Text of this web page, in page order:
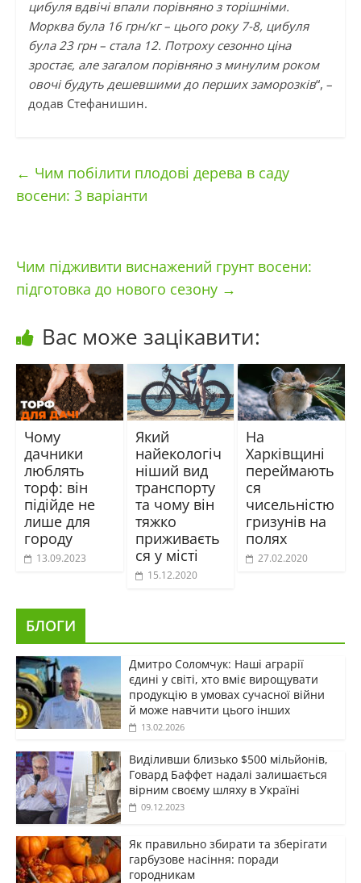
цибуля вдвічі впали порівняно з торішніми.
Морква була 16 грн/кг – цього року 7-8, цибуля
була 23 грн – стала 12. Потроху сезонно ціна
зростає, але загалом порівняно з минулим роком
овочі будуть дешевшими до перших заморозків“, –
додав Стефанишин.
← Чим побілити плодові дерева в саду
восени: 3 варіанти
Чим підживити виснажений грунт восени:
підготовка до нового сезону →
Вас може зацікавити:
Чому
дачники
люблять
торф: він
підійде не
лише для
городу
13.09.2023
Який
найекологіч
ніший вид
транспорту
та чому він
тяжко
приживаєть
ся у місті
15.12.2020
На
Харківщині
переймають
ся
чисельністю
гризунів на
полях
27.02.2020
БЛОГИ
Дмитро Соломчук: Наші аграрії
єдині у світі, хто вміє вирощувати
продукцію в умовах сучасної війни
й може навчити цього інших
13.02.2026
Виділивши близько $500 мільйонів,
Говард Баффет надалі залишається
вірним своєму шляху в Україні
09.12.2023
Як правильно збирати та зберігати
гарбузове насіння: поради
городникам